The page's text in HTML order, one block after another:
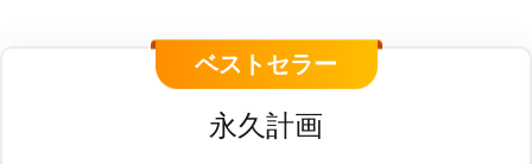
ベストセラー
永久計画